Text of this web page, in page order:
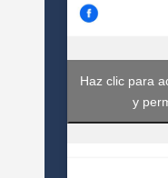
Haz clic para
y